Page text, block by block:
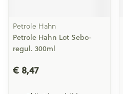
Petrole Hahn
Petrole Hahn Lot Sebo-
regul. 300ml
€ 8,47